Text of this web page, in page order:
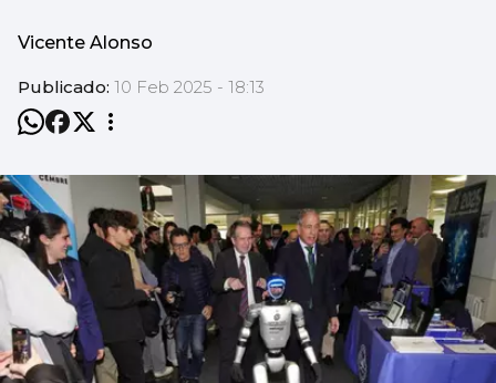
Vicente Alonso
Publicado: 10 Feb 2025 - 18:13